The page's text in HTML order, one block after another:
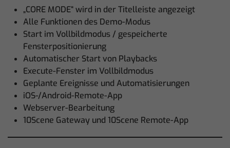
„CORE MODE“ wird in der Titelleiste angezeigt
Alle Funktionen des Demo-Modus
Start im Vollbildmodus / gespeicherte
Fensterpositionierung
Automatischer Start von Playbacks
Execute-Fenster im Vollbildmodus
Geplante Ereignisse und Automatisierungen
iOS-/Android-Remote-App
Webserver-Bearbeitung
10Scene Gateway und 10Scene Remote-App